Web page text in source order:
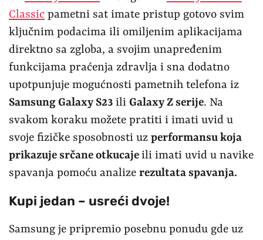
Classic pametni sat imate pristup gotovo svim
ključnim podacima ili omiljenim aplikacijama
direktno sa zgloba, a svojim unapređenim
funkcijama praćenja zdravlja i sna dodatno
upotpunjuje mogućnosti pametnih telefona iz
Samsung Galaxy S23 ili Galaxy Z serije. Na
svakom koraku možete pratiti i imati uvid u
svoje fizičke sposobnosti uz performansu koja
prikazuje srčane otkucajeili imati uvid u navike
spavanja pomoću analize rezultata spavanja.
Kupi jedan – usreći dvoje!
Samsung je pripremio posebnu ponudu gde uz